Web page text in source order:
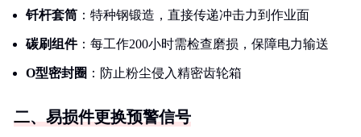
钎杆套筒 ：特种钢锻造，直接传递冲击力到作业面
碳刷组件：每工作200小时需检查磨损，保障电力输送
O型密封圈 ：防止粉尘侵入精密齿轮箱
二、易损件更换预警信号